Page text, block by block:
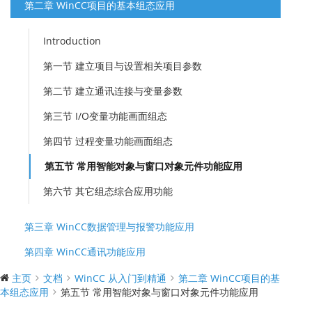
第二章 WinCC项目的基本组态应用
Introduction
第一节 建立项目与设置相关项目参数
第二节 建立通讯连接与变量参数
第三节 I/O变量功能画面组态
第四节 过程变量功能画面组态
第五节 常用智能对象与窗口对象元件功能应用
第六节 其它组态综合应用功能
第三章 WinCC数据管理与报警功能应用
第四章 WinCC通讯功能应用
主页
文档 WinCC 从入门到精通
第二章 WinCC项目的基
本组态应用
第五节 常用智能对象与窗口对象元件功能应用